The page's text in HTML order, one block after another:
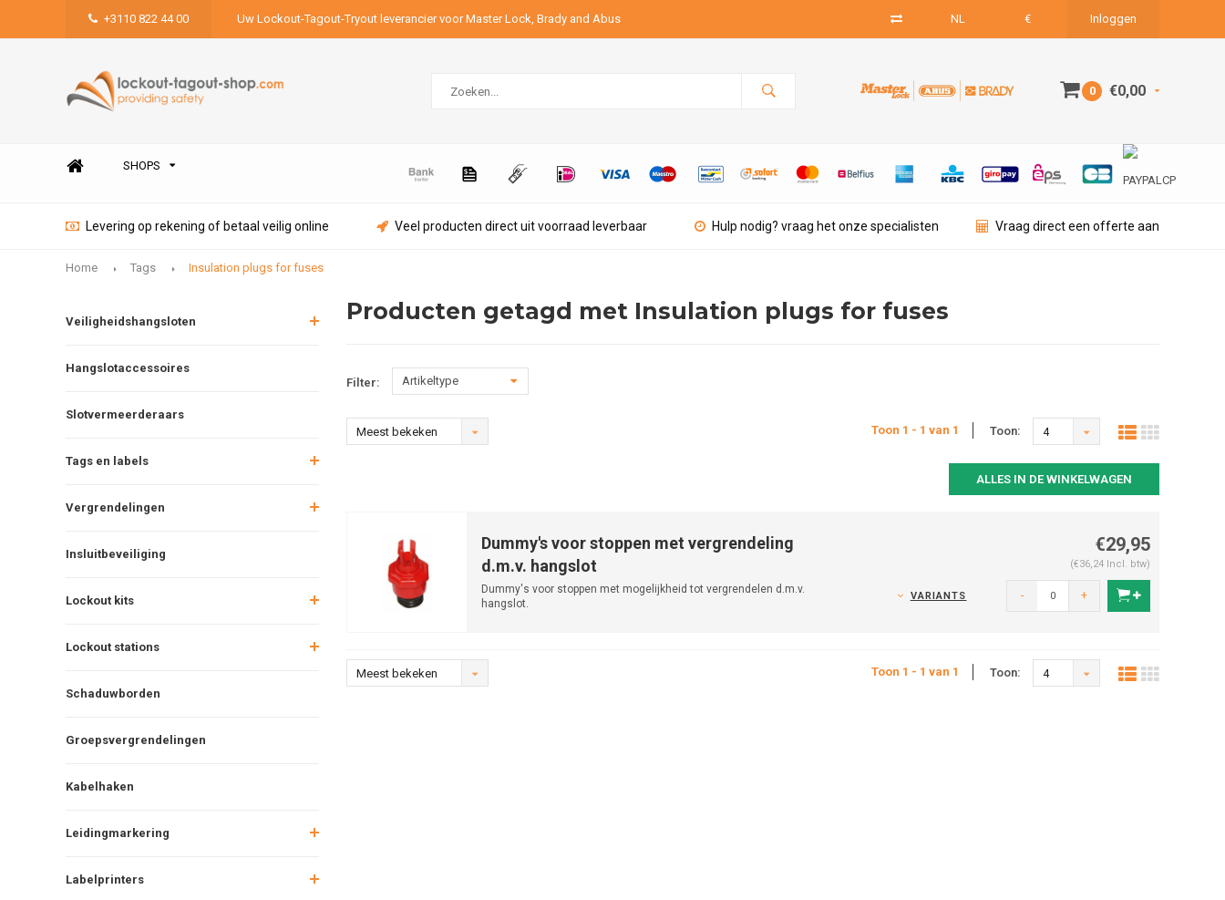
+3110 822 44 00 Uw Lockout-Tagout-Tryout leverancier voor Master Lock, Brady and Abus NL € Inloggen
0 €0,00
SHOPS
Levering op rekening of betaal veilig online Veel producten direct uit voorraad leverbaar Hulp nodig? vraag het onze specialisten Vraag direct een offerte aan
Home Tags Insulation plugs for fuses
Veiligheidshangsloten
Hangslotaccessoires
Slotvermeerderaars
Tags en labels
Vergrendelingen
Insluitbeveiliging
Lockout kits
Lockout stations
Schaduwborden
Groepsvergrendelingen
Kabelhaken
Leidingmarkering
Labelprinters
Producten getagd met Insulation plugs for fuses
Filter: Artikeltype
Meest bekeken Toon 1 - 1 van 1 Toon: 4
ALLES IN DE WINKELWAGEN
Dummy's voor stoppen met vergrendeling
d.m.v. hangslot
Dummy's voor stoppen met mogelijkheid tot vergrendelen d.m.v.
hangslot.
€29,95
(€36,24 Incl. btw)
VARIANTS - +
Meest bekeken Toon 1 - 1 van 1 Toon: 4